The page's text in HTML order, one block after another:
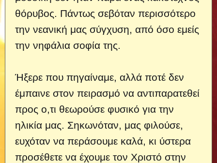
θόρυβος. Πάντως σεβόταν περισσότερο
την νεανική μας σύγχυση, από όσο εμείς
την νηφάλια σοφία της.
Ήξερε που πηγαίναμε, αλλά ποτέ δεν
έμπαινε στον πειρασμό να αντιπαρατεθεί
προς ο,τι θεωρούσε φυσικό για την
ηλικία μας. Σηκωνόταν, μας φιλούσε,
ευχόταν να περάσουμε καλά, κι ύστερα
προσέθετε να έχουμε τον Χριστό στην